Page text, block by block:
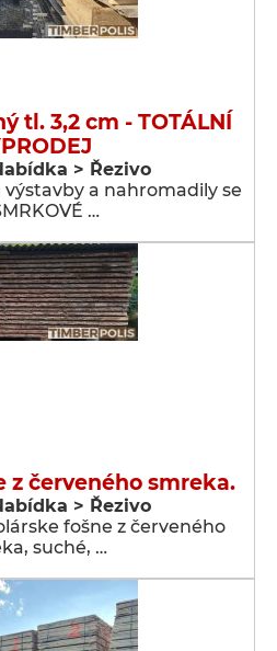
tl. 3,2 cm - TOTÁLNÍ
> Řezivo
a nahromadily se
…
z červeného smreka.
> Řezivo
fošne z červeného
suché, …